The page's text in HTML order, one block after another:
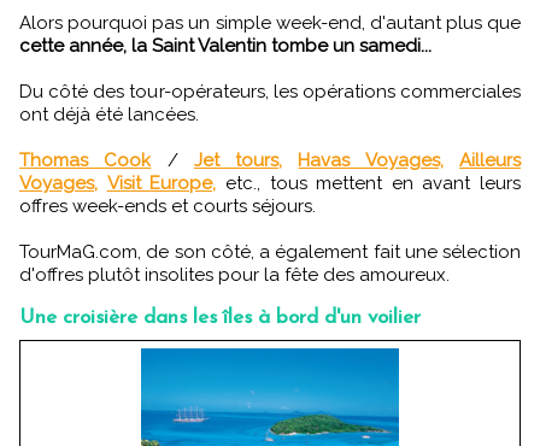
Alors pourquoi pas un simple week-end, d'autant plus que
cette année, la Saint Valentin tombe un samedi...
Du côté des tour-opérateurs, les opérations commerciales
ont déjà été lancées.
Thomas Cook/ Jet tours, Havas Voyages,
Ailleurs
Voyages, Visit Europe, etc., tous mettent en avant leurs
offres week-ends et courts séjours.
TourMaG.com, de son côté, a également fait une sélection
d'offres plutôt insolites pour la fête des amoureux.
Une croisière dans les îles à bord d'un voilier